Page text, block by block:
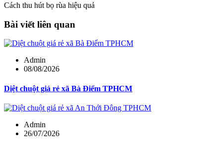
Cách thu hút bọ rùa hiệu quả
Bài viết liên quan
Admin
08/08/2026
Diệt chuột giá rẻ xã Bà Điểm TPHCM
Admin
26/07/2026